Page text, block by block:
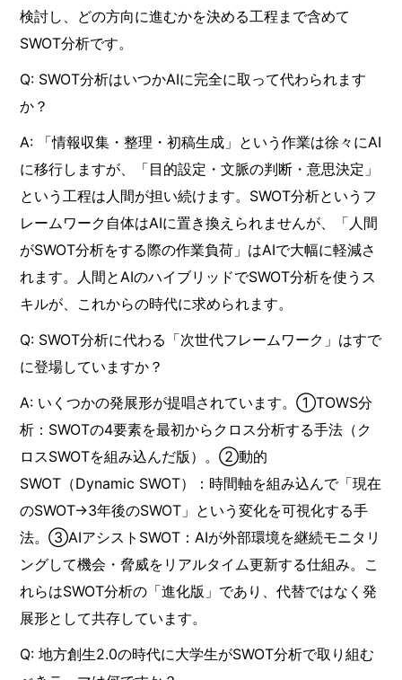
検討し、どの方向に進むかを決める工程まで含めて
SWOT分析です。
Q: SWOT分析はいつかAIに完全に取って代わられます
か？
A: 「情報収集・整理・初稿生成」という作業は徐々にAI
に移行しますが、「目的設定・文脈の判断・意思決定」
という工程は人間が担い続けます。SWOT分析というフ
レームワーク自体はAIに置き換えられませんが、「人間
がSWOT分析をする際の作業負荷」はAIで大幅に軽減さ
れます。人間とAIのハイブリッドでSWOT分析を使うス
キルが、これからの時代に求められます。
Q: SWOT分析に代わる「次世代フレームワーク」はすで
に登場していますか？
A: いくつかの発展形が提唱されています。①TOWS分
析：SWOTの4要素を最初からクロス分析する手法（ク
ロスSWOTを組み込んだ版）。②動的
SWOT（Dynamic SWOT）：時間軸を組み込んで「現在
のSWOT→3年後のSWOT」という変化を可視化する手
法。③AIアシストSWOT：AIが外部環境を継続モニタリ
ングして機会・脅威をリアルタイム更新する仕組み。こ
れらはSWOT分析の「進化版」であり、代替ではなく発
展形として共存しています。
Q: 地方創生2.0の時代に大学生がSWOT分析で取り組む